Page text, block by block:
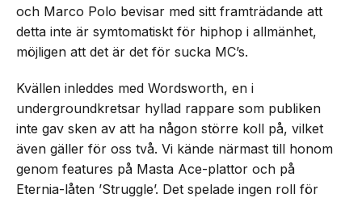
och Marco Polo bevisar med sitt framträdande att
detta inte är symtomatiskt för hiphop i allmänhet,
möjligen att det är det för sucka MC’s.
Kvällen inleddes med Wordsworth, en i
undergroundkretsar hyllad rappare som publiken
inte gav sken av att ha någon större koll på, vilket
även gäller för oss två. Vi kände närmast till honom
genom features på Masta Ace-plattor och på
Eternia-låten ’Struggle’. Det spelade ingen roll för